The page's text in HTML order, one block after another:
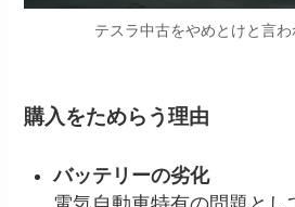
テスラ中古をやめとけと言
購入をためらう理由
バッテリーの劣化